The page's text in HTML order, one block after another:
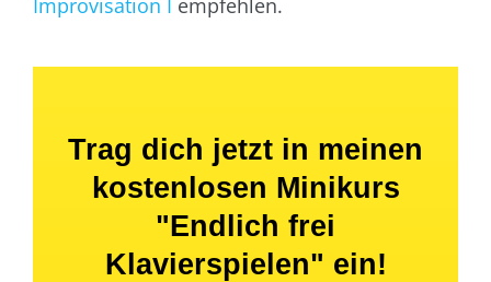
Improvisation I empfehlen.
Trag dich jetzt in meinen
kostenlosen Minikurs
"Endlich frei
Klavierspielen" ein!